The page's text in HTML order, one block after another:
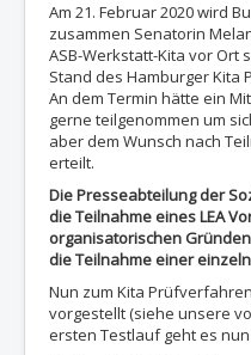
Am 21. Februar 2020 wird
zusammen Senatorin
ASB-Werkstatt-Kita vor Ort
Stand des Hamburger
An dem Termin hätte ein
gerne teilgenommen um
aber dem Wunsch nach
erteilt.
Die Presseabteilung der
die Teilnahme eines LEA
organisatorischen
die Teilnahme einer
Nun zum Kita
vorgestellt (siehe unsere
ersten Testlauf geht es